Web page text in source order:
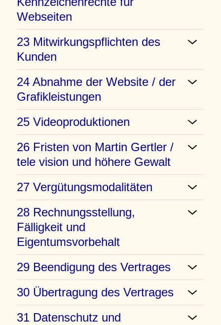
Webseiten
23 Mitwirkungspflichten des
Kunden
24 Abnahme der Website / der
Grafikleistungen
25 Videoproduktionen
26 Fristen von Martin Gertler /
tele vision und höhere Gewalt
27 Vergütungsmodalitäten
28 Rechnungsstellung,
Fälligkeit und
Eigentumsvorbehalt
29 Beendigung des Vertrages
30 Übertragung des Vertrages
31 Datenschutz und